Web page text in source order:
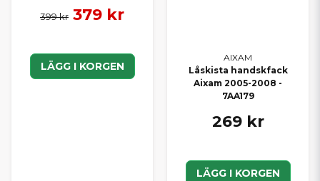
399 kr 379 kr
LÄGG I KORGEN
AIXAM
Låskista handskfack
Aixam 2005-2008 -
7AA179
269 kr
LÄGG I KORGEN